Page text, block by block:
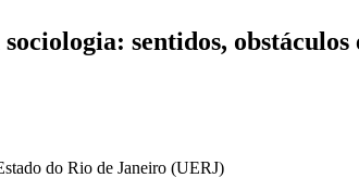
sentidos,
do Rio de Janeiro (UERJ)